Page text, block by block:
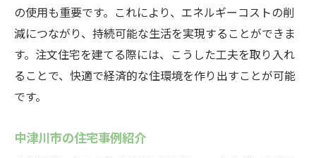
地域特有のニーズに応える住まい
の使用も重要です。これにより、エネルギーコストの削
減につながり、持続可能な生活を実現することができま
す。注文住宅を建てる際には、こうした工夫を取り入れ
ることで、快適で経済的な住環境を作り出すことが可能
です。
中津川市の住宅事例紹介